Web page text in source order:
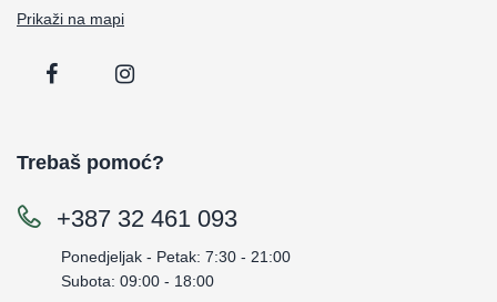
Prikaži na mapi
Trebaš pomoć?
+387 32 461 093
Ponedjeljak - Petak: 7:30 - 21:00
Subota: 09:00 - 18:00